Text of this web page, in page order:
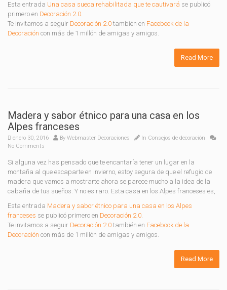
Esta entrada Una casa sueca rehabilitada que te cautivará se publicó
primero en Decoración 2.0.
Te invitamos a seguir Decoración 2.0 también en Facebook de la
Decoración con más de 1 millón de amigas y amigos.
Read More
Madera y sabor étnico para una casa en los
Alpes franceses
enero 30, 2016 By Webmaster Decoraciones In Consejos de decoración
No Comments
Si alguna vez has pensado que te encantaría tener un lugar en la
montaña al que escaparte en invierno, estoy segura de que el refugio de
madera que vamos a mostrarte ahora se parece mucho a la idea de la
cabaña de tus sueños. Y no es raro. Esta casa en los Alpes franceses es,
Esta entrada Madera y sabor étnico para una casa en los Alpes
franceses se publicó primero en Decoración 2.0.
Te invitamos a seguir Decoración 2.0 también en Facebook de la
Decoración con más de 1 millón de amigas y amigos.
Read More